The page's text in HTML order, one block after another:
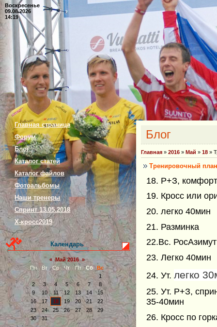
Воскресенье
09.08.2026
14:19
Главная страница
Форум
Блог
Каталог статей
Каталог файлов
Фотоальбомы
Наши тренеры
Спринт 13.05.2018
Х-кросс2019
Календарь
« Май 2016 »
Пн
Вт Ср Чт Пт Сб
Вс
1
2
3 4 5 6 7
8
9
10 11 12 13 14
15
16
17 18 19 20 21
22
23
24 25 26 27 28
29
30
31
Блог
Главная » 2016 » Май » 18 »
Тренировочный
18. Р+З,
19. Кросс или
20. легко 40мин
21. Разминка
22.Вс. РосАзимут
23. Легко 40мин
24. Ут. легко
25. Ут. Р+З,
35-40мин
26. Кросс по